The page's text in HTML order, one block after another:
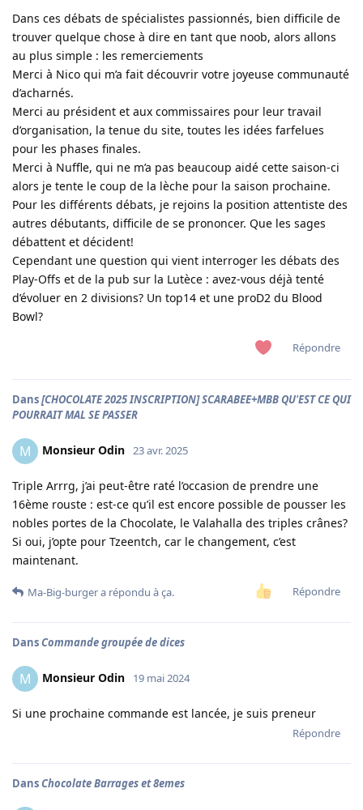
Dans ces débats de spécialistes passionnés, bien difficile de
trouver quelque chose à dire en tant que noob, alors allons
au plus simple : les remerciements
Merci à Nico qui m’a fait découvrir votre joyeuse communauté
d’acharnés.
Merci au président et aux commissaires pour leur travail
d’organisation, la tenue du site, toutes les idées farfelues
pour les phases finales.
Merci à Nuffle, qui ne m’a pas beaucoup aidé cette saison-ci
alors je tente le coup de la lèche pour la saison prochaine.
Pour les différents débats, je rejoins la position attentiste des
autres débutants, difficile de se prononcer. Que les sages
débattent et décident!
Cependant une question qui vient interroger les débats des
Play-Offs et de la pub sur la Lutèce : avez-vous déjà tenté
d’évoluer en 2 divisions? Un top14 et une proD2 du Blood
Bowl?
Répondre
Dans[CHOCOLATE 2025 INSCRIPTION] SCARABEE+MBB QU'EST CE QUI
POURRAIT MAL SE PASSER
M Monsieur Odin 23 avr. 2025
Triple Arrrg, j’ai peut-être raté l’occasion de prendre une
16ème rouste : est-ce qu’il est encore possible de pousser les
nobles portes de la Chocolate, le Valahalla des triples crânes?
Si oui, j’opte pour Tzeentch, car le changement, c’est
maintenant.
Répondre
Ma-Big-burgera répondu à ça.
DansCommande groupée de dices
M Monsieur Odin 19 mai 2024
Si une prochaine commande est lancée, je suis preneur
Répondre
DansChocolate Barrages et 8emes